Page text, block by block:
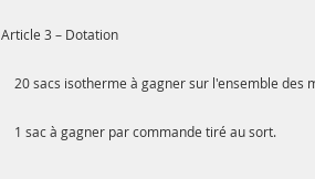
Article 3 – Dotation
20 sacs isotherme à gagner sur l'ensemble des
1 sac à gagner par commande tiré au sort.